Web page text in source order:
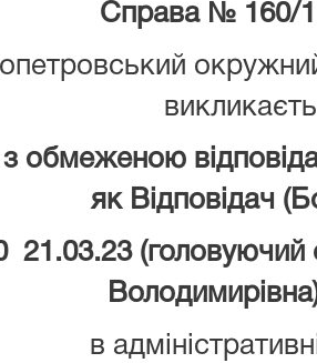
Справа № 160/
з обмеженою
як Відповідач
21.03.23
в